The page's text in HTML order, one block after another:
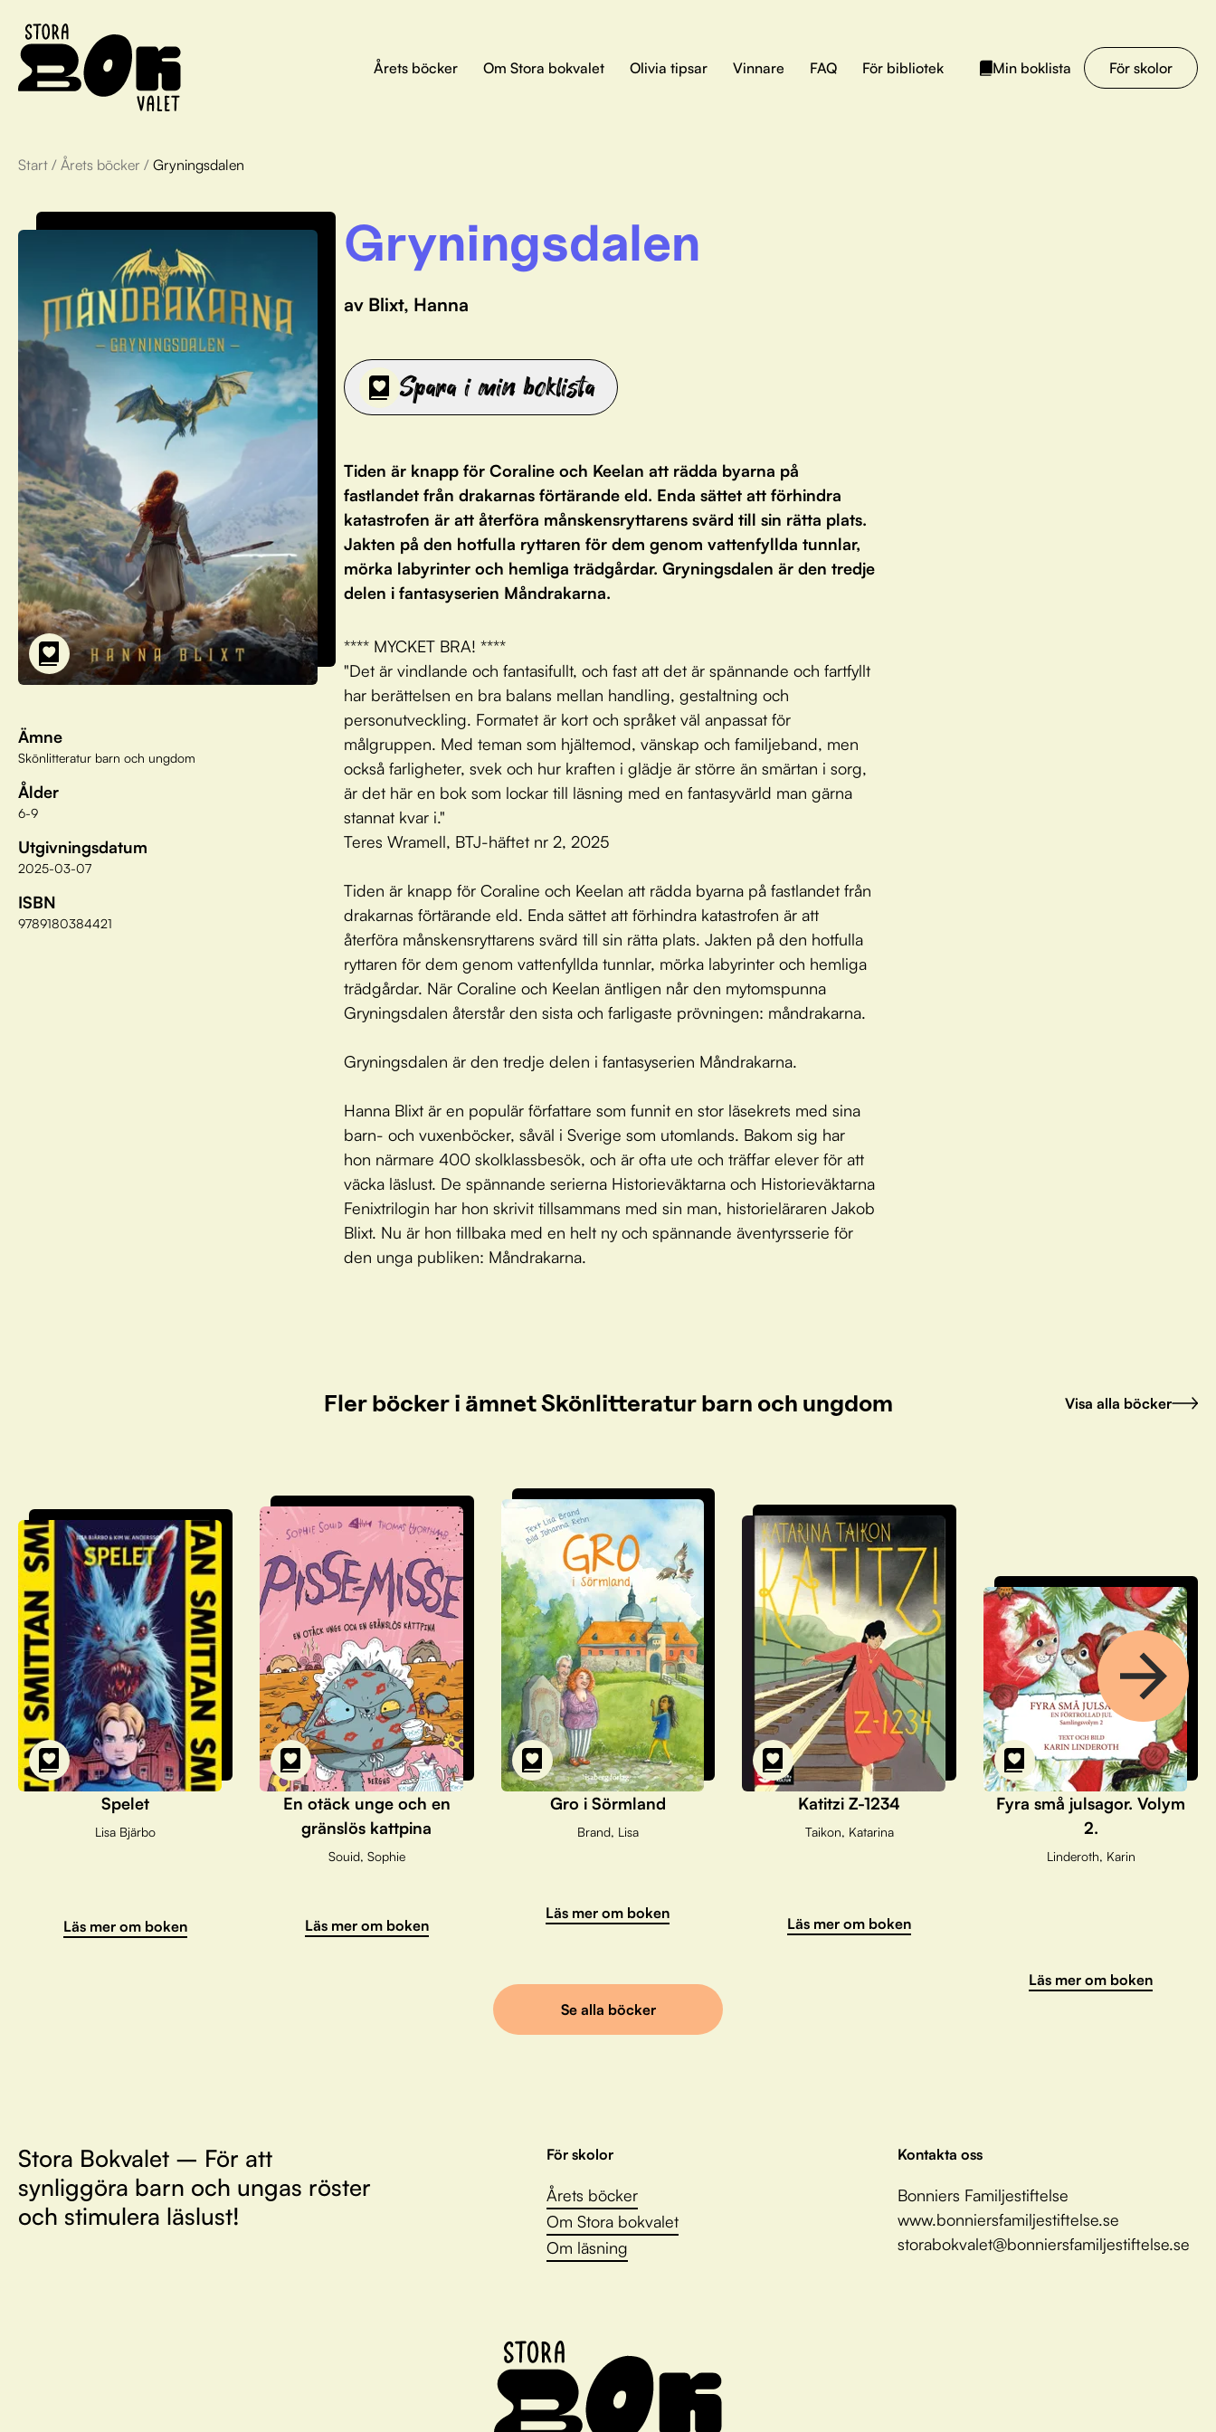
Årets böcker Om Stora bokvalet Olivia tipsar Vinnare FAQ För bibliotek Min boklista För skolor
Start / Årets böcker / Gryningsdalen
Ämne
Skönlitteratur barn och ungdom
Ålder
6-9
Utgivningsdatum
2025-03-07
ISBN
9789180384421
Gryningsdalen
av Blixt, Hanna
Spara i min boklista
Tiden är knapp för Coraline och Keelan att rädda byarna på
fastlandet från drakarnas förtärande eld. Enda sättet att förhindra
katastrofen är att återföra månskensryttarens svärd till sin rätta plats.
Jakten på den hotfulla ryttaren för dem genom vattenfyllda tunnlar,
mörka labyrinter och hemliga trädgårdar. Gryningsdalen är den tredje
delen i fantasyserien Måndrakarna.
**** MYCKET BRA! ****
"Det är vindlande och fantasifullt, och fast att det är spännande och fartfyllt
har berättelsen en bra balans mellan handling, gestaltning och
personutveckling. Formatet är kort och språket väl anpassat för
målgruppen. Med teman som hjältemod, vänskap och familjeband, men
också farligheter, svek och hur kraften i glädje är större än smärtan i sorg,
är det här en bok som lockar till läsning med en fantasyvärld man gärna
stannat kvar i."
Teres Wramell, BTJ-häftet nr 2, 2025
Tiden är knapp för Coraline och Keelan att rädda byarna på fastlandet från
drakarnas förtärande eld. Enda sättet att förhindra katastrofen är att
återföra månskensryttarens svärd till sin rätta plats. Jakten på den hotfulla
ryttaren för dem genom vattenfyllda tunnlar, mörka labyrinter och hemliga
trädgårdar. När Coraline och Keelan äntligen når den mytomspunna
Gryningsdalen återstår den sista och farligaste prövningen: måndrakarna.
Gryningsdalen är den tredje delen i fantasyserien Måndrakarna.
Hanna Blixt är en populär författare som funnit en stor läsekrets med sina
barn- och vuxenböcker, såväl i Sverige som utomlands. Bakom sig har
hon närmare 400 skolklassbesök, och är ofta ute och träffar elever för att
väcka läslust. De spännande serierna Historieväktarna och Historieväktarna
Fenixtrilogin har hon skrivit tillsammans med sin man, historieläraren Jakob
Blixt. Nu är hon tillbaka med en helt ny och spännande äventyrsserie för
den unga publiken: Måndrakarna.
Fler böcker i ämnet Skönlitteratur barn och ungdom Visa alla böcker
Spelet
Lisa Bjärbo
Läs mer om boken
En otäck unge och en
gränslös kattpina
Souid, Sophie
Läs mer om boken
Gro i Sörmland
Brand, Lisa
Läs mer om boken
Katitzi Z-1234
Taikon, Katarina
Läs mer om boken
Fyra små julsagor. Volym
2.
Linderoth, Karin
Läs mer om boken
Se alla böcker
Stora Bokvalet – För att
synliggöra barn och ungas röster
och stimulera läslust!
För skolor
Årets böcker
Om Stora bokvalet
Om läsning
Kontakta oss
Bonniers Familjestiftelse
www.bonniersfamiljestiftelse.se
storabokvalet@bonniersfamiljestiftelse.se